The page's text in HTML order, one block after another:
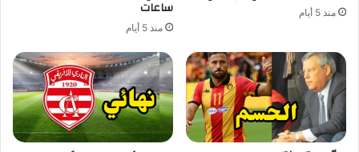
منذ 5 أيام ساعات
منذ 5 أيام